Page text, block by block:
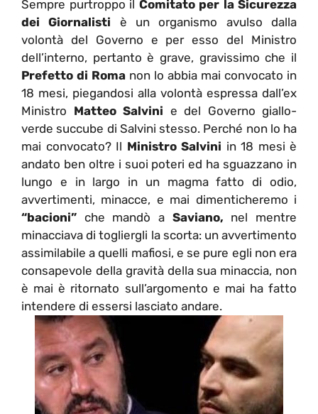
Sempre purtroppo il Comitato per la Sicurezza
dei Giornalisti è un organismo avulso dalla
volontà del Governo e per esso del Ministro
dell’interno, pertanto è grave, gravissimo che il
Prefetto di Roma non lo abbia mai convocato in
18 mesi, piegandosi alla volontà espressa dall’ex
Ministro Matteo Salvini e del Governo giallo-
verde succube di Salvini stesso. Perché non lo ha
mai convocato? Il Ministro Salvini in 18 mesi è
andato ben oltre i suoi poteri ed ha sguazzano in
lungo e in largo in un magma fatto di odio,
avvertimenti, minacce, e mai dimenticheremo i
“bacioni” che mandò a Saviano, nel mentre
minacciava di togliergli la scorta: un avvertimento
assimilabile a quelli mafiosi, e se pure egli non era
consapevole della gravità della sua minaccia, non
è mai è ritornato sull’argomento e mai ha fatto
intendere di essersi lasciato andare.